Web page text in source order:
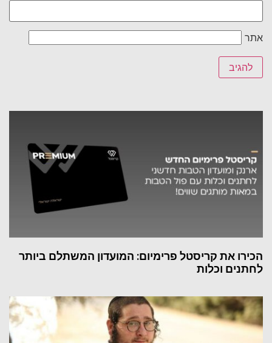
אתר
הכירו את קריסטל פרימיום: המועדון המשתלם ביותר
לחתנים וכלות